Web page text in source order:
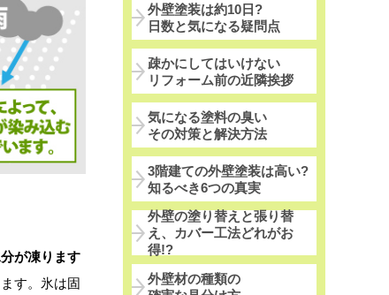
が凍ります
す。氷は固
外壁塗装は約10日?
日数と気になる疑問点
疎かにしてはいけない
リフォーム前の近隣挨拶
気になる塗料の臭い
その対策と解決方法
3階建ての外壁塗装は高い?
知るべき6つの真実
外壁の塗り替えと張り替
え、カバー工法どれがお
得!?
外壁材の種類の